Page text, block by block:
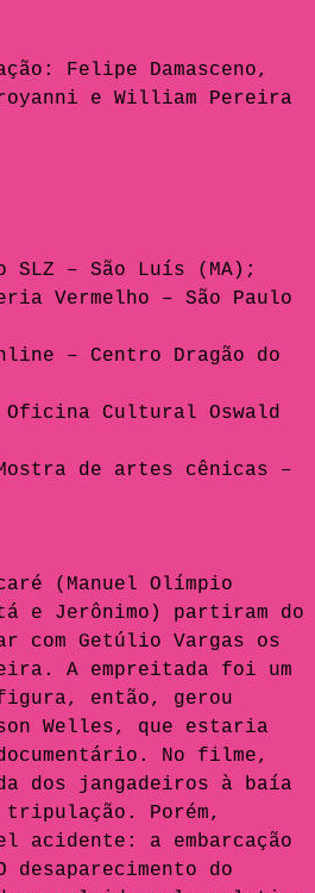
Felipe Damasceno,
e William Pereira
SLZ – São Luís (MA);
Vermelho – São Paulo
– Centro Dragão do
Oficina Cultural Oswald
de artes cênicas –
(Manuel Olímpio
e Jerônimo) partiram do
com Getúlio Vargas os
A empreitada foi um
então, gerou
Welles, que estaria
No filme,
dos jangadeiros à baía
tripulação. Porém,
acidente: a embarcação
desaparecimento do